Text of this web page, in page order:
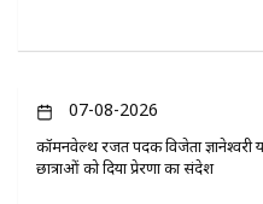
07-08-2026
कॉमनवेल्थ रजत पदक विजेता ज्ञानेश्वरी
छात्राओं को दिया प्रेरणा का संदेश